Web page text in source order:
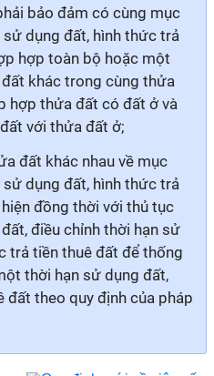
bảo đảm có cùng mục
dụng đất, hình thức trả
hợp toàn bộ hoặc một
khác trong cùng thửa
hợp thửa đất có đất ở và
với thửa đất ở;
đất khác nhau về mục
dụng đất, hình thức trả
đồng thời với thủ tục
điều chỉnh thời hạn sử
trả tiền thuê đất để thống
thời hạn sử dụng đất,
theo quy định của pháp